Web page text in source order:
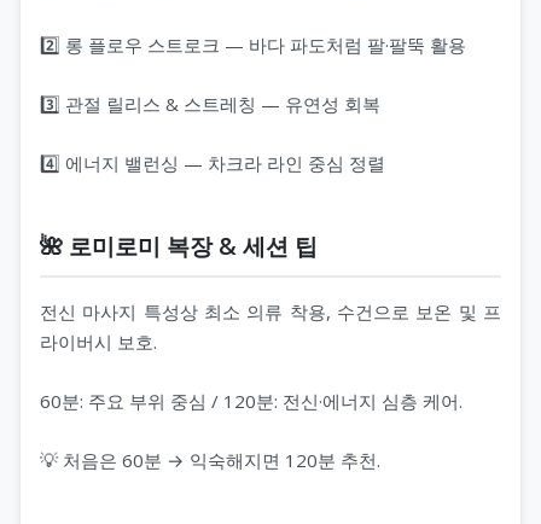
2️⃣ 롱 플로우 스트로크 — 바다 파도처럼 팔·팔뚝 활용
3️⃣ 관절 릴리스 & 스트레칭 — 유연성 회복
4️⃣ 에너지 밸런싱 — 차크라 라인 중심 정렬
🌺 로미로미 복장 & 세션 팁
전신 마사지 특성상 최소 의류 착용, 수건으로 보온 및 프
라이버시 보호.
60분: 주요 부위 중심 / 120분: 전신·에너지 심층 케어.
💡 처음은 60분 → 익숙해지면 120분 추천.